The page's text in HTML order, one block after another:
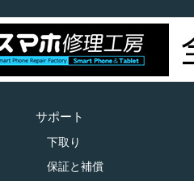
サポート
下取り
保証と補償